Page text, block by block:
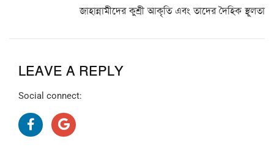
জাহান্নামীদের কুশ্রী আকৃতি এবং তাদের দৈহিক স্থূলতা
LEAVE A REPLY
Social connect: